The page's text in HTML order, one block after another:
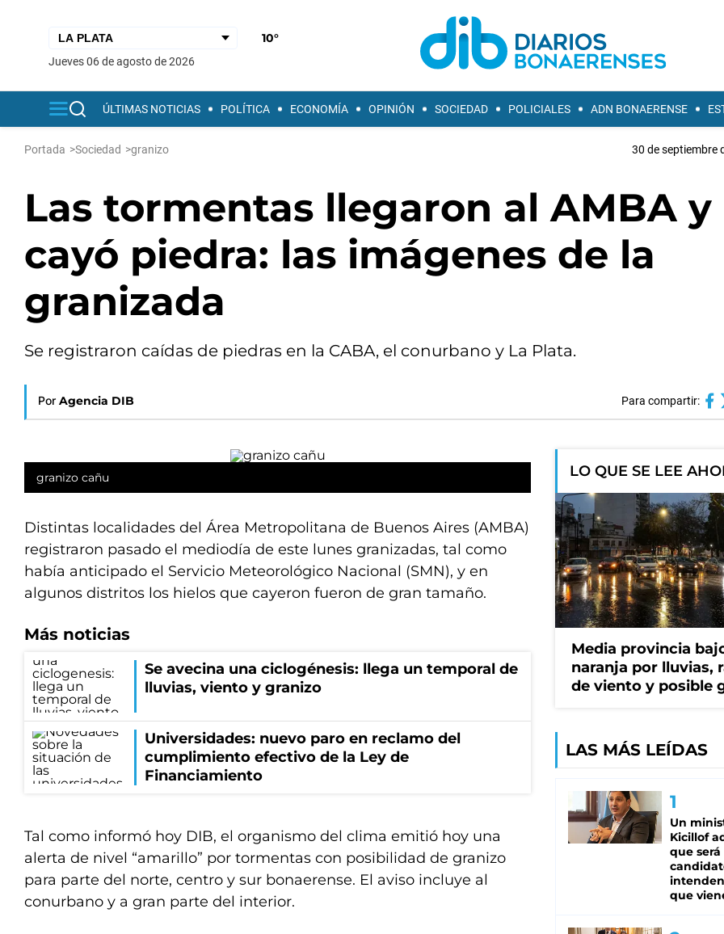
10°
jueves 06 de agosto de 2026
ÚLTIMAS NOTICIAS POLÍTICA ECONOMÍA OPINIÓN SOCIEDAD POLICIALES ADN BONAERENSE
Portada >Sociedad >granizo 30 de septiembre
Las tormentas llegaron al AMBA y
cayó piedra: las imágenes de la
granizada
Se registraron caídas de piedras en la CABA, el conurbano y La Plata.
Por Agencia DIB Para compartir:
granizo cañu
Distintas localidades del Área Metropolitana de Buenos Aires (AMBA)
registraron pasado el mediodía de este lunes granizadas, tal como
había anticipado el Servicio Meteorológico Nacional (SMN), y en
algunos distritos los hielos que cayeron fueron de gran tamaño.
Más noticias
Se avecina una ciclogénesis: llega un temporal de
lluvias, viento y granizo
Universidades: nuevo paro en reclamo del
cumplimiento efectivo de la Ley de
Financiamiento
Tal como informó hoy DIB, el organismo del clima emitió hoy una
alerta de nivel “amarillo” por tormentas con posibilidad de granizo
para parte del norte, centro y sur bonaerense. El aviso incluye al
conurbano y a gran parte del interior.
LO QUE SE LEE
Media provincia
naranja por lluvias,
de viento y posible
LAS MÁS LEÍDAS
Un
Kicillof
que será
que